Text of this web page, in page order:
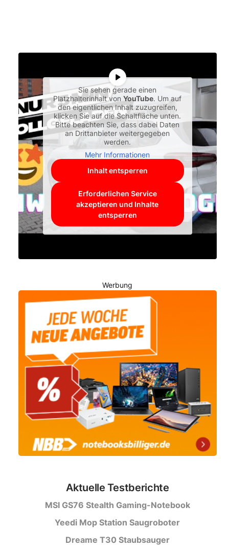
Sie sehen gerade einen
Platzhalterinhalt vonYouTube. Um auf
den eigentlichen Inhalt zuzugreifen,
klicken Sie auf die Schaltfläche unten.
Bitte beachten Sie, dass dabei Daten
an Drittanbieter weitergegeben
werden.
Mehr Informationen
Inhalt entsperren
Erforderlichen Service
akzeptieren und Inhalte
entsperren
Werbung
Aktuelle Testberichte
MSI GS76 Stealth Gaming-Notebook
Yeedi Mop Station Saugroboter
Dreame T30 Staubsauger